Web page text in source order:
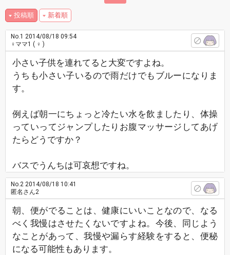
投稿順 新着順
No.1 2014/08/18 09:54
♀ママ1 ( ♀ )
小さい子供を連れてると大変ですよね。
うちも小さい子いるので雨だけでもブルーになりま
す。
例えば朝一にちょっと冷たい水を飲ましたり、体操
っていってジャンプしたりお腹マッサージしてあげ
たらどうですか？
バスでうんちは可哀想ですね。
No.2 2014/08/18 10:41
匿名さん2
朝、便がでることは、健康にいいことなので、なる
べく我慢はさせたくないですよね。今後、同じよう
なことがあって、我慢や漏らす経験をすると、便秘
になる可能性もあります。